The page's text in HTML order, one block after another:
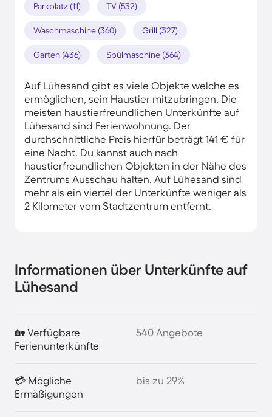
Parkplatz (11) TV (532)
Waschmaschine (360) Grill (327)
Garten (436) Spülmaschine (364)
Auf Lühesand gibt es viele Objekte welche es
ermöglichen, sein Haustier mitzubringen. Die
meisten haustierfreundlichen Unterkünfte auf
Lühesand sind Ferienwohnung. Der
durchschnittliche Preis hierfür beträgt 141 € für
eine Nacht. Du kannst auch nach
haustierfreundlichen Objekten in der Nähe des
Zentrums Ausschau halten. Auf Lühesand sind
mehr als ein viertel der Unterkünfte weniger als
2 Kilometer vom Stadtzentrum entfernt.
Informationen über Unterkünfte auf
Lühesand
🏡 Verfügbare
Ferienunterkünfte
540 Angebote
💳 Mögliche
Ermäßigungen
bis zu 29%